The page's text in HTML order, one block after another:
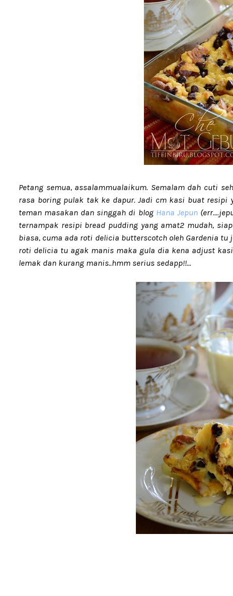
Petang semua, assalammualaikum. Semalam dah cuti
rasa boring pulak tak ke dapur. Jadi cm kasi buat
teman masakan dan singgah di blog Hana Jepun
ternampak resipi bread pudding yang amat2 mudah,
biasa, cuma ada roti delicia butterscotch oleh Gardenia
roti delicia tu agak manis maka gula dia kena adjust
lemak dan kurang manis..hmm serius sedapp!!...